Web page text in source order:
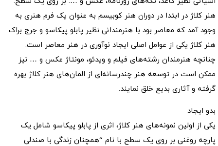
هنر کلاژ در ابتدا در دوران هنر کوبیسم به عنوان یک فرم هنری به
وجود آمد که معاصر بود با هنرمندانی نظیر پابلو پیکاسو و جرج براک.
هنر کلاژ یکی از عوامل اصلی ایجاد نوآوری در هنر معاصر است.
چنانچه هنرمندان رشته‌های فیلم و ویدئو، مونتاژ عکس و … نیز
ممکن است در توسعه هنر چندرسانه‌ای از المان‌های هنر کلاژ بهره
گرفته و آثاری بدیع خلق نمایند.
بدو ایجاد
یکی از اولین نمونه‌های هنر کلاژ، اثری از پابلو پیکاسو شامل یک
پارچه روغنی بر روی یک سطح با نام “همچنان زندگی با صندلی